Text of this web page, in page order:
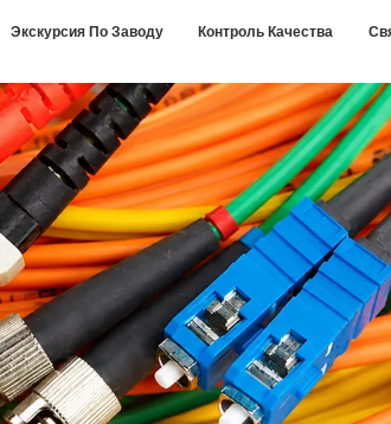
Экскурсия По Заводу Контроль Качества